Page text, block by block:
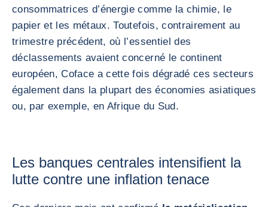
consommatrices d’énergie comme la chimie, le
papier et les métaux. Toutefois, contrairement au
trimestre précédent, où l’essentiel des
déclassements avaient concerné le continent
européen, Coface a cette fois dégradé ces secteurs
également dans la plupart des économies asiatiques
ou, par exemple, en Afrique du Sud.
Les banques centrales intensifient la
lutte contre une inflation tenace